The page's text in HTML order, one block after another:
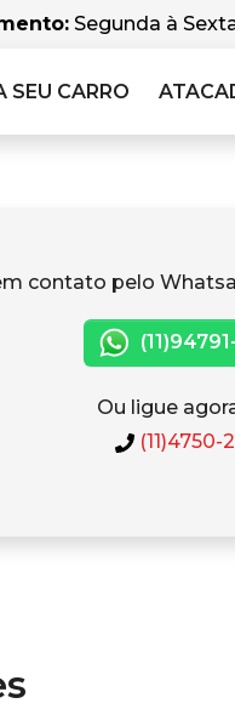
Segunda à
SEU CARRO
contato pelo
Ou ligue
(11)4750-